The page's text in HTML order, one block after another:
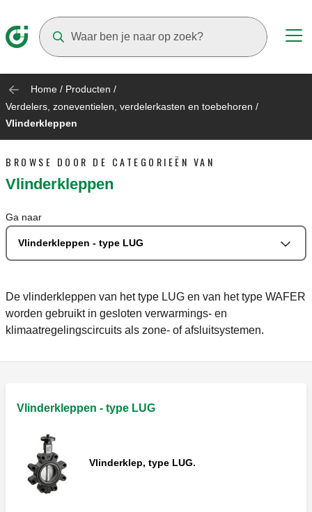
Home / Producten /
Verdelers, zoneventielen, verdelerkasten en toebehoren /
Vlinderkleppen
BROWSE DOOR DE CATEGORIEËN VAN
Vlinderkleppen
Ga naar
Vlinderkleppen - type LUG
De vlinderkleppen van het type LUG en van het type WAFER
worden gebruikt in gesloten verwarmings- en
klimaatregelingscircuits als zone- of afsluitsystemen.
Vlinderkleppen - type LUG
Vlinderklep, type LUG.